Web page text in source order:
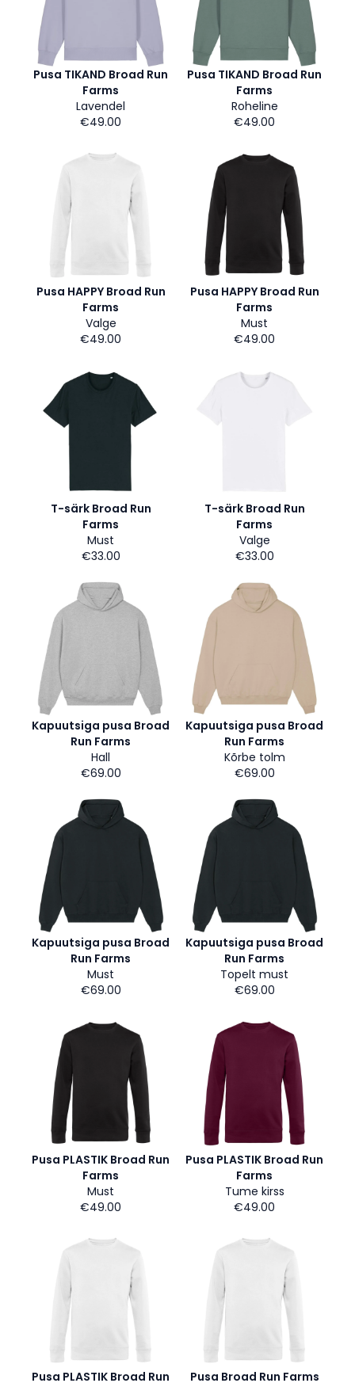
Pusa TIKAND Broad Run
Farms
Lavendel
€49.00
Pusa TIKAND Broad Run
Farms
Roheline
€49.00
Pusa HAPPY Broad Run
Farms
Valge
€49.00
Pusa HAPPY Broad Run
Farms
Must
€49.00
T-särk Broad Run
Farms
Must
€33.00
T-särk Broad Run
Farms
Valge
€33.00
Kapuutsiga pusa Broad
Run Farms
Hall
€69.00
Kapuutsiga pusa Broad
Run Farms
Kõrbe tolm
€69.00
Kapuutsiga pusa Broad
Run Farms
Must
€69.00
Kapuutsiga pusa Broad
Run Farms
Topelt must
€69.00
Pusa PLASTIK Broad Run
Farms
Must
€49.00
Pusa PLASTIK Broad Run
Farms
Tume kirss
€49.00
Pusa PLASTIK Broad Run
Pusa Broad Run Farms